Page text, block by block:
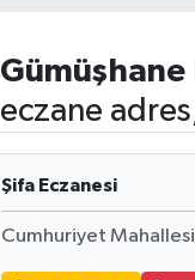
Gümüşhane
eczane
Şifa Eczanesi
Cumhuriyet